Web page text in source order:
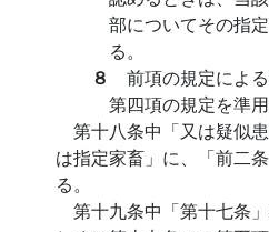
部についてその指
る。
８ 前項の規定によ
第四項の規定を準用
第十八条中「又は疑似
は指定家畜」に、「前二
る。
第十九条中「第十七条